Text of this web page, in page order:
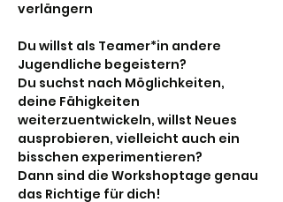
Du willst als Teamer*in andere
Jugendliche begeistern?
Du suchst nach Möglichkeiten,
deine Fähigkeiten
weiterzuentwickeln, willst Neues
ausprobieren, vielleicht auch ein
bisschen experimentieren?
Dann sind die Workshoptage genau
das Richtige für dich!